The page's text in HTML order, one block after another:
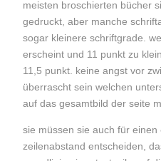
meisten broschierten bücher
gedruckt, aber manche
sogar kleinere schriftgrade.
erscheint und 11 punkt zu
11,5 punkt. keine angst vor
überrascht sein welchen
auf das gesamtbild der seite
sie müssen sie auch für einen
zeilenabstand entscheiden,